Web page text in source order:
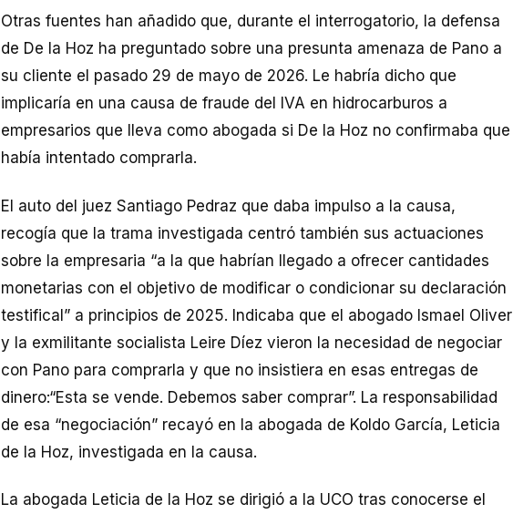
Otras fuentes han añadido que, durante el interrogatorio, la defensa
de De la Hoz ha preguntado sobre una presunta amenaza de Pano a
su cliente el pasado 29 de mayo de 2026. Le habría dicho que
implicaría en una causa de fraude del IVA en hidrocarburos a
empresarios que lleva como abogada si De la Hoz no confirmaba que
había intentado comprarla.
El auto del juez Santiago Pedraz que daba impulso a la causa,
recogía que la trama investigada centró también sus actuaciones
sobre la empresaria “a la que habrían llegado a ofrecer cantidades
monetarias con el objetivo de modificar o condicionar su declaración
testifical” a principios de 2025. Indicaba que el abogado Ismael Oliver
y la exmilitante socialista Leire Díez vieron la necesidad de negociar
con Pano para comprarla y que no insistiera en esas entregas de
dinero:“Esta se vende. Debemos saber comprar”. La responsabilidad
de esa “negociación” recayó en la abogada de Koldo García, Leticia
de la Hoz, investigada en la causa.
La abogada Leticia de la Hoz se dirigió a la UCO tras conocerse el